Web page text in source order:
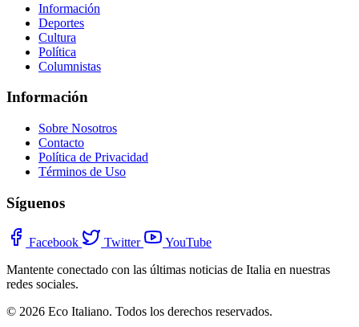
Información
Deportes
Cultura
Política
Columnistas
Información
Sobre Nosotros
Contacto
Política de Privacidad
Términos de Uso
Síguenos
Facebook Twitter
YouTube
Mantente conectado con las últimas noticias de Italia en nuestras
redes sociales.
© 2026 Eco Italiano. Todos los derechos reservados.